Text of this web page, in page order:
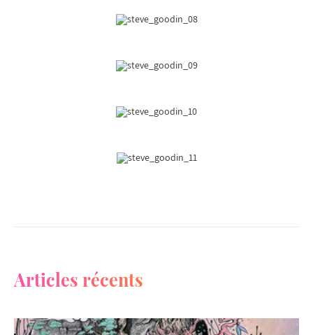
Articles récents